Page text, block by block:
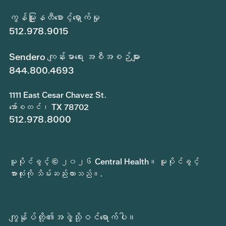
ကွန်မြူနတီစောင့်ရှောက်မှု
512.978.9015
Sendero ကျန်းမာရေး အစီအစဉ်များ
844.800.4693
1111 East Cesar Chavez St.
အော်စတင်၊ TX 78702
512.978.8000
မူပိုင်ခွင့် © ၂၀၂၆ Central Health။ မူပိုင်ခွင့်
အားလုံးကို သိမ်းဆည်းထားသည်။.
ကျွန်ုပ်တို့၏အဖွဲ့သို့ဝင်ရောက်ပါ။